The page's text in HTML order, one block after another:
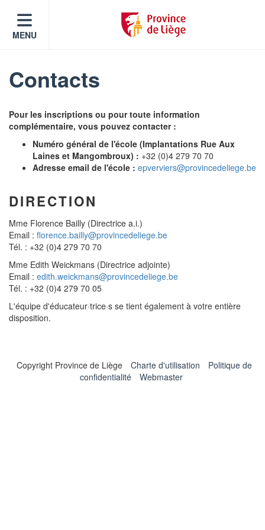
MENU
Contacts
Pour les inscriptions ou pour toute information
complémentaire, vous pouvez contacter :
Numéro général de l'école (Implantations Rue Aux
Laines et Mangombroux) : +32 (0)4 279 70 70
Adresse email de l'école : epverviers@provincedeliege.be
DIRECTION
Mme Florence Bailly (Directrice a.i.)
Email : florence.bailly@provincedeliege.be
Tél. : +32 (0)4 279 70 70
Mme Edith Weickmans (Directrice adjointe)
Email : edith.weickmans@provincedeliege.be
Tél. : +32 (0)4 279 70 05
L'équipe d'éducateur·trice·s se tient également à votre entière
disposition.
Copyright Province de Liège Charte d'utilisation
Politique de
confidentialité
Webmaster